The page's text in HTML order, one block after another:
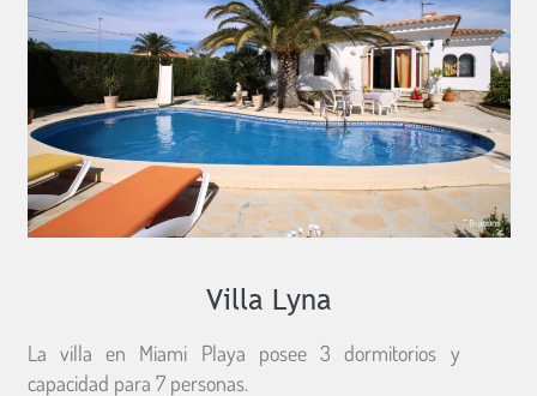
Villa Lyna
La villa en Miami Playa posee 3 dormitorios y
capacidad para 7 personas.